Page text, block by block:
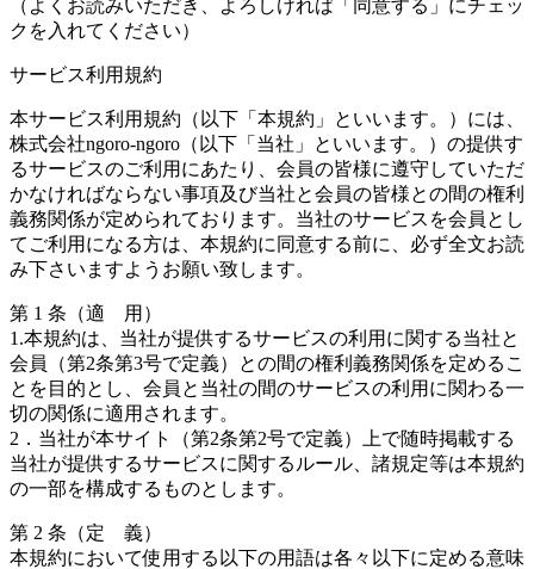
（よくお読みいただき、よろしければ「同意する」にチェッ
クを入れてください）
サービス利用規約
本サービス利用規約（以下「本規約」といいます。）には、
株式会社ngoro-ngoro（以下「当社」といいます。）の提供す
るサービスのご利用にあたり、会員の皆様に遵守していただ
かなければならない事項及び当社と会員の皆様との間の権利
義務関係が定められております。当社のサービスを会員とし
てご利用になる方は、本規約に同意する前に、必ず全文お読
み下さいますようお願い致します。
第 1 条（適 用）
1.本規約は、当社が提供するサービスの利用に関する当社と
会員（第2条第3号で定義）との間の権利義務関係を定めるこ
とを目的とし、会員と当社の間のサービスの利用に関わる一
切の関係に適用されます。
2．当社が本サイト（第2条第2号で定義）上で随時掲載する
当社が提供するサービスに関するルール、諸規定等は本規約
の一部を構成するものとします。
第 2 条（定 義）
本規約において使用する以下の用語は各々以下に定める意味